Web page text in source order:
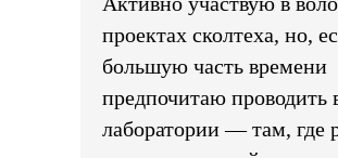
проектах сколтеха, но,
большую часть времени
предпочитаю проводить
лаборатории — там, где